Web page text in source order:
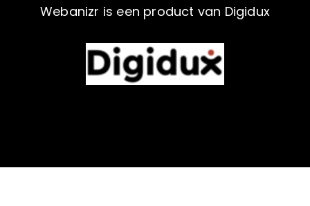
Webanizr is een product van Digidux